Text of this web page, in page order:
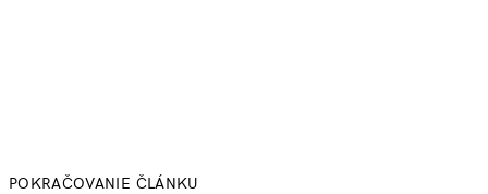
POKRAČOVANIE ČLÁNKU